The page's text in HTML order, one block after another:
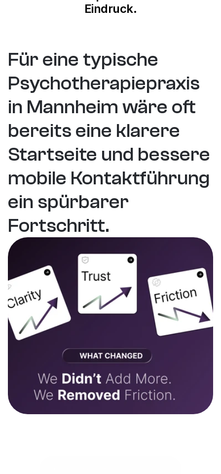
Eindruck.
Für eine typische
Psychotherapiepraxis
in Mannheim wäre oft
bereits eine klarere
Startseite und bessere
mobile Kontaktführung
ein spürbarer
Fortschritt.